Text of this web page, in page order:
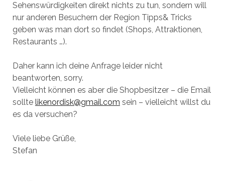
Sehenswürdigkeiten direkt nichts zu tun, sondern will
nur anderen Besuchern der Region Tipps& Tricks
geben was man dort so findet (Shops, Attraktionen,
Restaurants …).
Daher kann ich deine Anfrage leider nicht
beantworten, sorry.
Vielleicht können es aber die Shopbesitzer – die Email
sollte likenordisk@gmail.com sein – vielleicht willst du
es da versuchen?
Viele liebe Grüße,
Stefan